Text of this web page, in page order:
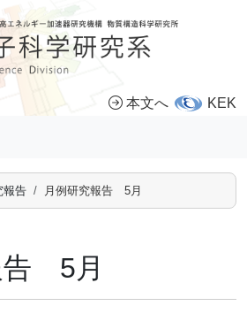
本文へ KEK
報告 月例研究報告 5月
告 5月